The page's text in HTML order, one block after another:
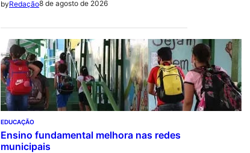
byRedação8 de agosto de 2026
EDUCAÇÃO
Ensino fundamental melhora nas redes
municipais